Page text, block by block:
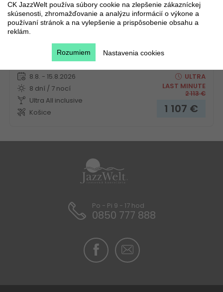
Novinka!
8.8. - 15.8.2026
8 dní / 7 nocí
Ultra All inclusive
Košice
ULTRA
LAST MINUTE
2 113€
1 107 €
Po - Pi 9 - 17 hod
0850 777 888
CK JazzWelt používa súbory cookie na zlepšenie zákazníckej
skúsenosti, zhromažďovanie a analýzu informácií o výkone a
používaní stránok a na vylepšenie a prispôsobenie obsahu a
reklám.
Nastavenia cookies
Rozumiem